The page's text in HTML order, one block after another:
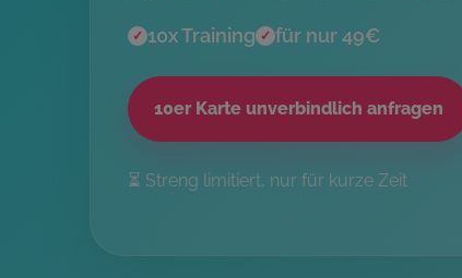
✓ 10x Training ✓ für nur 49€
10er Karte unverbindlich anfragen
⏳ Streng limitiert, nur für kurze Zeit